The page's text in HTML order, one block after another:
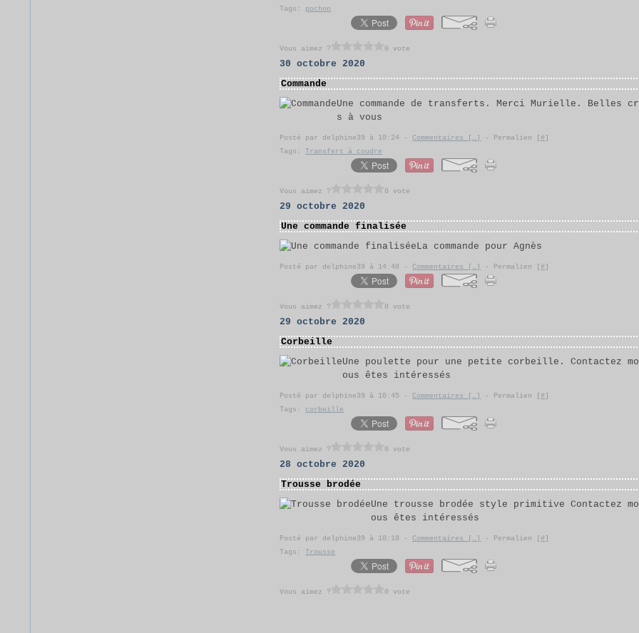
Tags: pochon
Vous aimez ? 0 vote
30 octobre 2020
Commande
Une commande de transferts. Merci Murielle. Belles
s à vous
Posté par delphine39 à 10:24 -Commentaires […] - Permalien [#]
Tags:Transfert à coudre
Vous aimez ? 0 vote
29 octobre 2020
Une commande finalisée
La commande pour Agnès
Posté par delphine39 à 14:48 -Commentaires […] - Permalien [#]
Vous aimez ? 0 vote
29 octobre 2020
Corbeille
Une poulette pour une petite corbeille. Contactez
ous êtes intéressés
Posté par delphine39 à 10:45 -Commentaires […] - Permalien [#]
Tags: corbeille
Vous aimez ? 0 vote
28 octobre 2020
Trousse brodée
Une trousse brodée style primitive Contactez
ous êtes intéressés
Posté par delphine39 à 10:18 -Commentaires […] - Permalien [#]
Tags:Trousse
Vous aimez ? 0 vote